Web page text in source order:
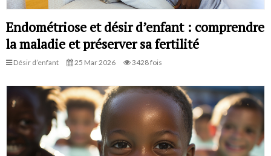
Endométriose et désir d’enfant : comprendre
la maladie et préserver sa fertilité
Désir d’enfant 25 Mar 2026 3428 fois